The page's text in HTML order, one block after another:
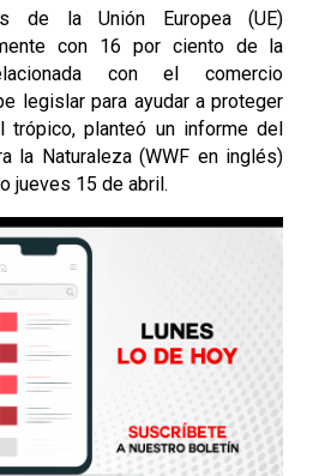
de la Unión Europea (UE)
con 16 por ciento de la
con el comercio
legislar para ayudar a proteger
trópico, planteó un informe del
la Naturaleza (WWF en inglés)
jueves 15 de abril.